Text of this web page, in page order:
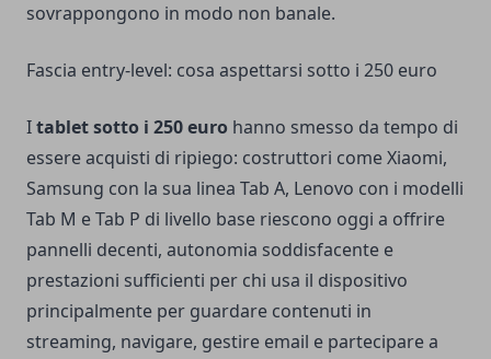
sovrappongono in modo non banale.
Fascia entry-level: cosa aspettarsi sotto i 250 euro
Itablet sotto i 250 euro hanno smesso da tempo di
essere acquisti di ripiego: costruttori come Xiaomi,
Samsung con la sua linea Tab A, Lenovo con i modelli
Tab M e Tab P di livello base riescono oggi a offrire
pannelli decenti, autonomia soddisfacente e
prestazioni sufficienti per chi usa il dispositivo
principalmente per guardare contenuti in
streaming, navigare, gestire email e partecipare a